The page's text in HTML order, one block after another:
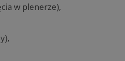
w plenerze),